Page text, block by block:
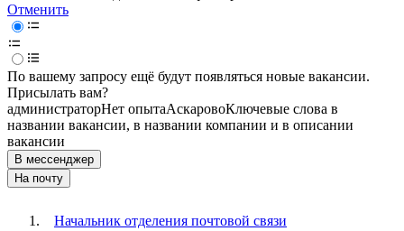
Отменить
По вашему запросу ещё будут появляться новые вакансии.
Присылать вам?
администраторНет опытаАскаровоКлючевые слова в
названии вакансии, в названии компании и в описании
вакансии
В мессенджер
На почту
Начальник отделения почтовой связи